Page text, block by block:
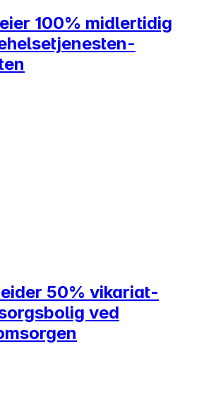
100% midlertidig
50% vikariat-
ved